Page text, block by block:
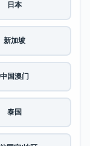
日本
新加坡
中国澳门
泰国